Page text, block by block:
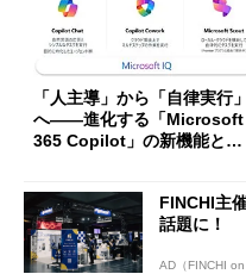
「人主導」から「自律実行」
へ――進化する「Microsoft
365 Copilot」の新機能とエ
FINCHI主
話題に！
AD（FINCHI on